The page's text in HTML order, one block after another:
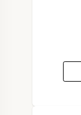
BORDEAUX